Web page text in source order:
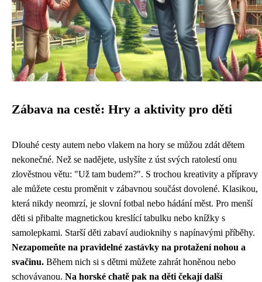
Zábava na cestě: Hry a aktivity pro děti
Dlouhé cesty autem nebo vlakem na hory se můžou zdát dětem
nekonečné. Než se nadějete, uslyšíte z úst svých ratolestí onu
zlověstnou větu: "Už tam budem?". S trochou kreativity a přípravy
ale můžete cestu proměnit v zábavnou součást dovolené. Klasikou,
která nikdy neomrzí, je slovní fotbal nebo hádání měst. Pro menší
děti si přibalte magnetickou kreslící tabulku nebo knížky s
samolepkami. Starší děti zabaví audioknihy s napínavými příběhy.
Nezapomeňte na pravidelné zastávky na protažení nohou a
svačinu. Během nich si s dětmi můžete zahrát honěnou nebo
schovávanou. Na horské chatě pak na děti čekají další